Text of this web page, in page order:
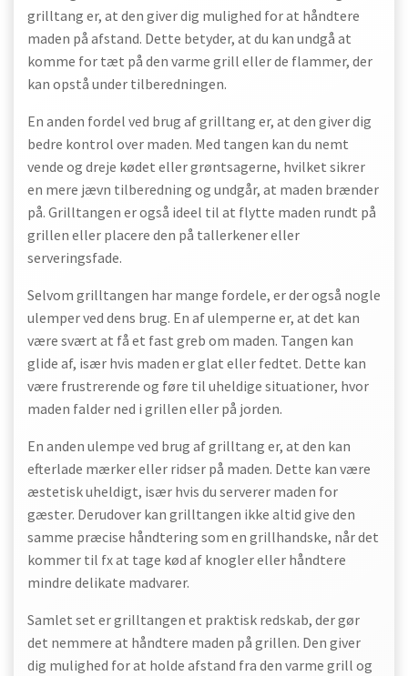
grilltang er, at den giver dig mulighed for at håndtere
maden på afstand. Dette betyder, at du kan undgå at
komme for tæt på den varme grill eller de flammer, der
kan opstå under tilberedningen.
En anden fordel ved brug af grilltang er, at den giver dig
bedre kontrol over maden. Med tangen kan du nemt
vende og dreje kødet eller grøntsagerne, hvilket sikrer
en mere jævn tilberedning og undgår, at maden brænder
på. Grilltangen er også ideel til at flytte maden rundt på
grillen eller placere den på tallerkener eller
serveringsfade.
Selvom grilltangen har mange fordele, er der også nogle
ulemper ved dens brug. En af ulemperne er, at det kan
være svært at få et fast greb om maden. Tangen kan
glide af, især hvis maden er glat eller fedtet. Dette kan
være frustrerende og føre til uheldige situationer, hvor
maden falder ned i grillen eller på jorden.
En anden ulempe ved brug af grilltang er, at den kan
efterlade mærker eller ridser på maden. Dette kan være
æstetisk uheldigt, især hvis du serverer maden for
gæster. Derudover kan grilltangen ikke altid give den
samme præcise håndtering som en grillhandske, når det
kommer til fx at tage kød af knogler eller håndtere
mindre delikate madvarer.
Samlet set er grilltangen et praktisk redskab, der gør
det nemmere at håndtere maden på grillen. Den giver
dig mulighed for at holde afstand fra den varme grill og